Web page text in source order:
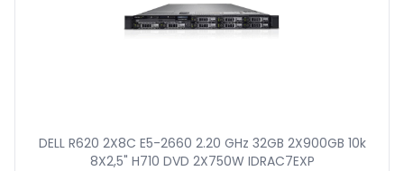
DELL R620 2X8C E5-2660 2.20 GHz 32GB 2X900GB 10k
8X2,5" H710 DVD 2X750W IDRAC7EXP